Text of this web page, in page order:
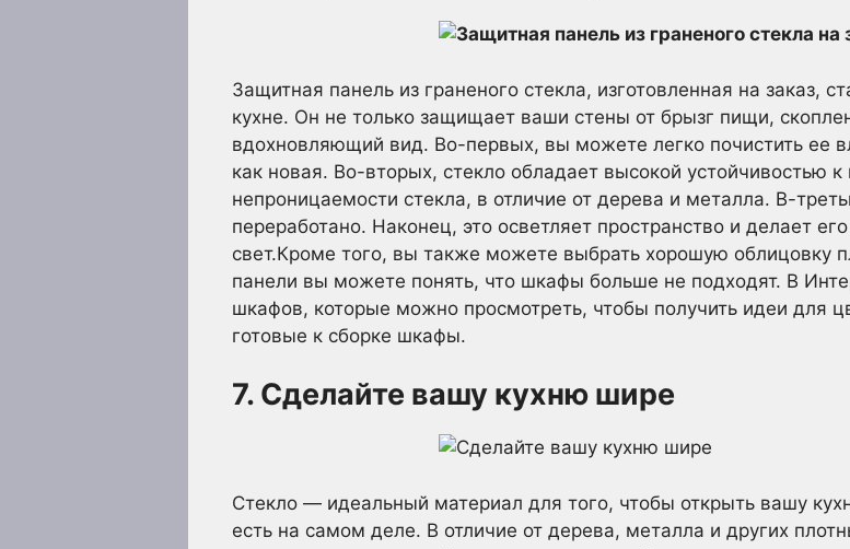
Защитная панель из граненого стекла, изготовленная на заказ,
кухне. Он не только защищает ваши стены от брызг пищи,
вдохновляющий вид. Во-первых, вы можете легко почистить ее
как новая. Во-вторых, стекло обладает высокой устойчивостью к
непроницаемости стекла, в отличие от дерева и металла. В-
переработано. Наконец, это осветляет пространство и делает
свет.Кроме того, вы также можете выбрать хорошую облицовку
панели вы можете понять, что шкафы больше не подходят. В
шкафов, которые можно просмотреть, чтобы получить идеи для
готовые к сборке шкафы.
7. Сделайте вашу кухню шире
Стекло — идеальный материал для того, чтобы открыть вашу
есть на самом деле. В отличие от дерева, металла и других